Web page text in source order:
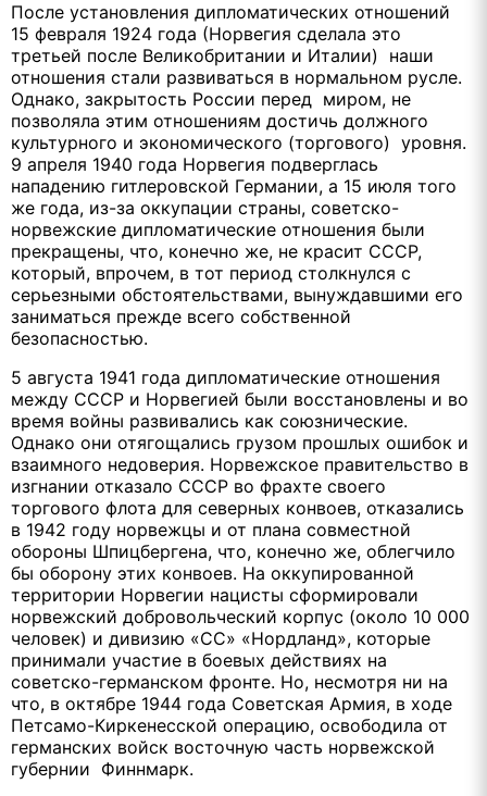
После установления дипломатических отношений
15 февраля 1924 года (Норвегия сделала это
третьей после Великобритании и Италии) наши
отношения стали развиваться в нормальном русле.
Однако, закрытость России перед миром, не
позволяла этим отношениям достичь должного
культурного и экономического (торгового) уровня.
9 апреля 1940 года Норвегия подверглась
нападению гитлеровской Германии, а 15 июля того
же года, из-за оккупации страны, советско-
норвежские дипломатические отношения были
прекращены, что, конечно же, не красит СССР,
который, впрочем, в тот период столкнулся с
серьезными обстоятельствами, вынуждавшими его
заниматься прежде всего собственной
безопасностью.
5 августа 1941 года дипломатические отношения
между СССР и Норвегией были восстановлены и во
время войны развивались как союзнические.
Однако они отягощались грузом прошлых ошибок и
взаимного недоверия. Норвежское правительство в
изгнании отказало СССР во фрахте своего
торгового флота для северных конвоев, отказались
в 1942 году норвежцы и от плана совместной
обороны Шпицбергена, что, конечно же, облегчило
бы оборону этих конвоев. На оккупированной
территории Норвегии нацисты сформировали
норвежский добровольческий корпус (около 10 000
человек) и дивизию «СС» «Нордланд», которые
принимали участие в боевых действиях на
советско-германском фронте. Но, несмотря ни на
что, в октябре 1944 года Советская Армия, в ходе
Петсамо-Киркенесской операцию, освободила от
германских войск восточную часть норвежской
губернии Финнмарк.